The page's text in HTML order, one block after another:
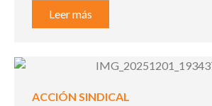
Leer más
ACCIÓN SINDICAL